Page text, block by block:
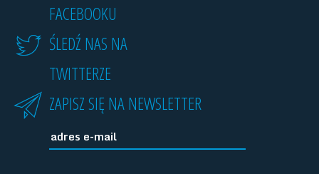
FACEBOOKU
ŚLEDŹ NAS NA
TWITTERZE
ZAPISZ SIĘ NA NEWSLETTER